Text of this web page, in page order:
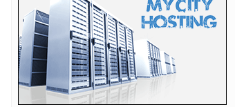
08:08:Danas sunčano i toplo, ali prijatnije:
sve to...
08:08:Priznao krivicu: Kanadski haker
kompanija
08:05:Шта се дешава са телом ако радите